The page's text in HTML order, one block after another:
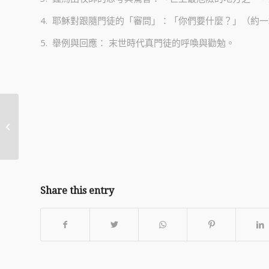
4. 耶穌對跟隨門徒的「審問」：「你們要什麼？」（約
5. 舉例與回應： 末世時代真門徒的呼喚與勸勉。
Share this entry